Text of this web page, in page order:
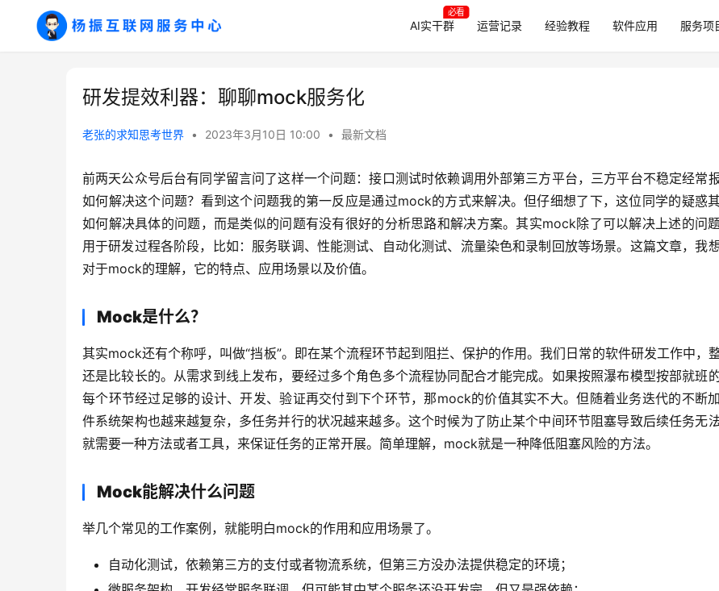
AI实干群
必看
运营记录 经验教程 软件应用 服务项
研发提效利器：聊聊mock服务化
老张的求知思考世界 • 2023年3月10日 10:00 • 最新文档
前两天公众号后台有同学留言问了这样一个问题：接口测试时依赖调用外部第三方平台，三方平台不稳定经常
如何解决这个问题？看到这个问题我的第一反应是通过mock的方式来解决。但仔细想了下，这位同学的疑惑
如何解决具体的问题，而是类似的问题有没有很好的分析思路和解决方案。其实mock除了可以解决上述的问
用于研发过程各阶段，比如：服务联调、性能测试、自动化测试、流量染色和录制回放等场景。这篇文章，我
对于mock的理解，它的特点、应用场景以及价值。
Mock是什么？
其实mock还有个称呼，叫做“挡板”。即在某个流程环节起到阻拦、保护的作用。我们日常的软件研发工作中，
还是比较长的。从需求到线上发布，要经过多个角色多个流程协同配合才能完成。如果按照瀑布模型按部就班的
每个环节经过足够的设计、开发、验证再交付到下个环节，那mock的价值其实不大。但随着业务迭代的不断
件系统架构也越来越复杂，多任务并行的状况越来越多。这个时候为了防止某个中间环节阻塞导致后续任务无法
就需要一种方法或者工具，来保证任务的正常开展。简单理解，mock就是一种降低阻塞风险的方法。
Mock能解决什么问题
举几个常见的工作案例，就能明白mock的作用和应用场景了。
自动化测试，依赖第三方的支付或者物流系统，但第三方没办法提供稳定的环境；